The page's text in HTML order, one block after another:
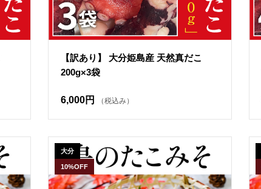
【訳あり】 大分姫島産 天然真だこ
200g×3袋
6,000円 （税込み）
大分
10%OFF